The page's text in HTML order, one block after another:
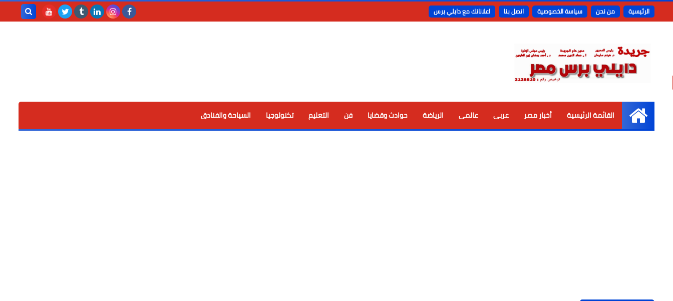
الرئيسية من نحن سياسة الخصوصية اتصل بنا اعلاناتك مع دايلي برس
الرئيسية
القائمة الرئيسية أخبار مصر عربى عالمى الرياضة حوادث وقضايا فن التعليم تكنولوجيا السياحة والفنادق